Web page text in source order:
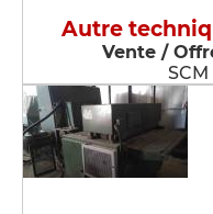
Autre
Vente /